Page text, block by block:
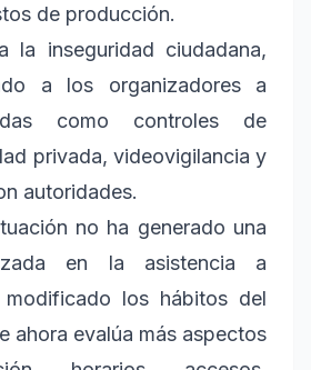
de producción.
la inseguridad ciudadana,
a los organizadores a
como controles de
privada, videovigilancia y
autoridades.
no ha generado una
en la asistencia a
los hábitos del
ahora evalúa más aspectos